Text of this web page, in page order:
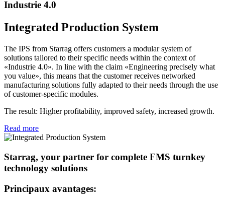
Industrie 4.0
Integrated Production System
The IPS from Starrag offers customers a modular system of
solutions tailored to their specific needs within the context of
«Industrie 4.0». In line with the claim «Engineering precisely what
you value», this means that the customer receives networked
manufacturing solutions fully adapted to their needs through the use
of customer-specific modules.
The result: Higher profitability, improved safety, increased growth.
Read more
Starrag, your partner for complete FMS turnkey
technology solutions
Principaux avantages: